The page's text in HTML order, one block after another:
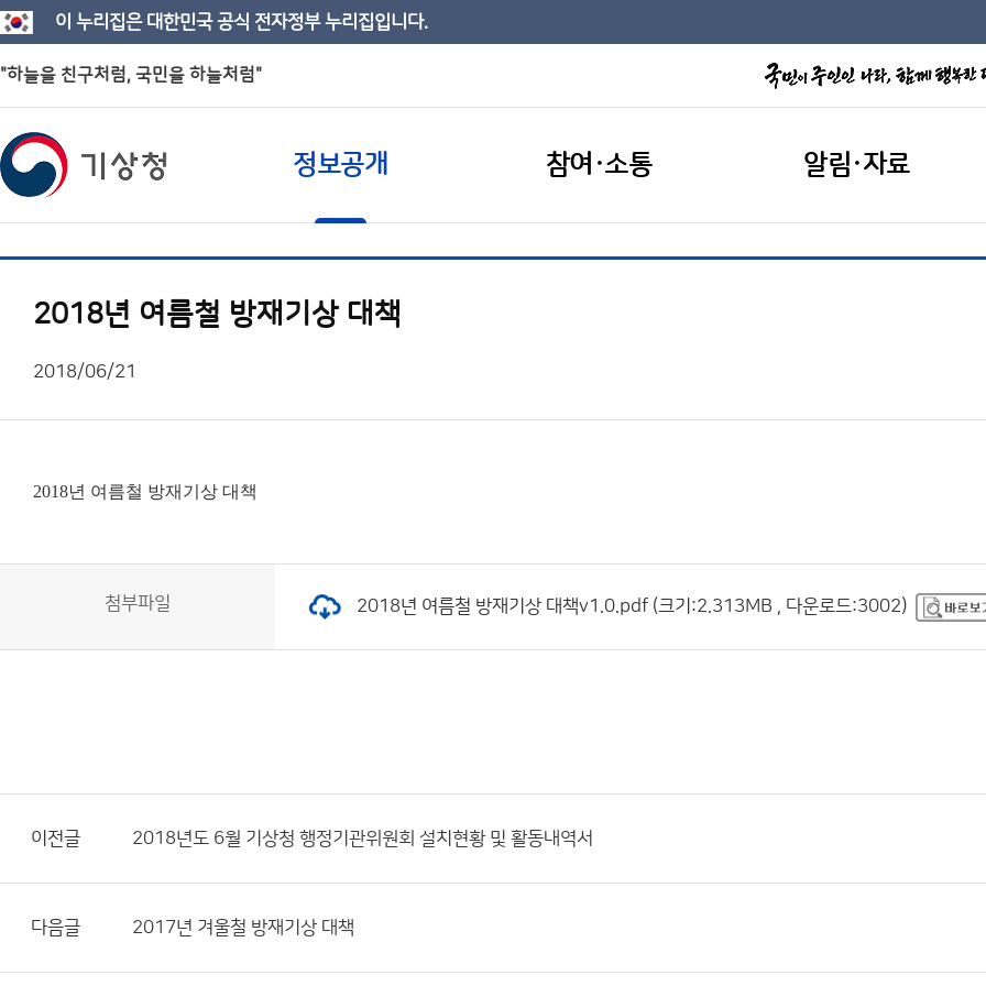
이 누리집은 대한민국 공식 전자정부 누리집입니다.
"하늘을 친구처럼, 국민을 하늘처럼"
정보공개 참여·소통 알림·자료
2018년 여름철 방재기상 대책
2018/06/21
2018년 여름철 방재기상 대책
첨부파일 2018년 여름철 방재기상 대책v1.0.pdf (크기:2.313MB , 다운로드:3002)
이전글 2018년도 6월 기상청 행정기관위원회 설치현황 및 활동내역서
다음글 2017년 겨울철 방재기상 대책